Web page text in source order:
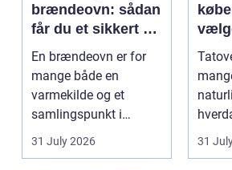
brændeovn: sådan
får du et sikkert og
smukt resultat
En brændeovn er for
mange både en
varmekilde og et
samlingspunkt i
hjemmet. Flammerne
31 July 2026
fyldt
31